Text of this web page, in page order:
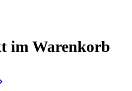
im Warenkorb